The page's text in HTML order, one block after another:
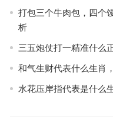
打包三个牛肉包，四个
析
三五炮仗打一精准什么
和气生财代表什么生肖
水花压岸指代表是什么